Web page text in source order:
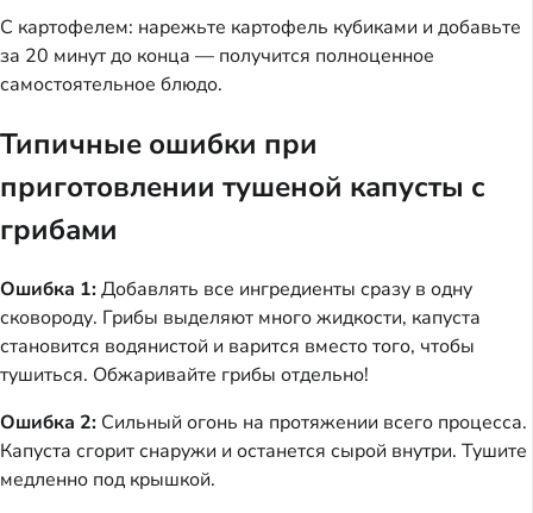
С картофелем: нарежьте картофель кубиками и добавьте
за 20 минут до конца — получится полноценное
самостоятельное блюдо.
Типичные ошибки при
приготовлении тушеной капусты с
грибами
Ошибка 1:Добавлять все ингредиенты сразу в одну
сковороду. Грибы выделяют много жидкости, капуста
становится водянистой и варится вместо того, чтобы
тушиться. Обжаривайте грибы отдельно!
Ошибка 2: Сильный огонь на протяжении всего процесса.
Капуста сгорит снаружи и останется сырой внутри. Тушите
медленно под крышкой.